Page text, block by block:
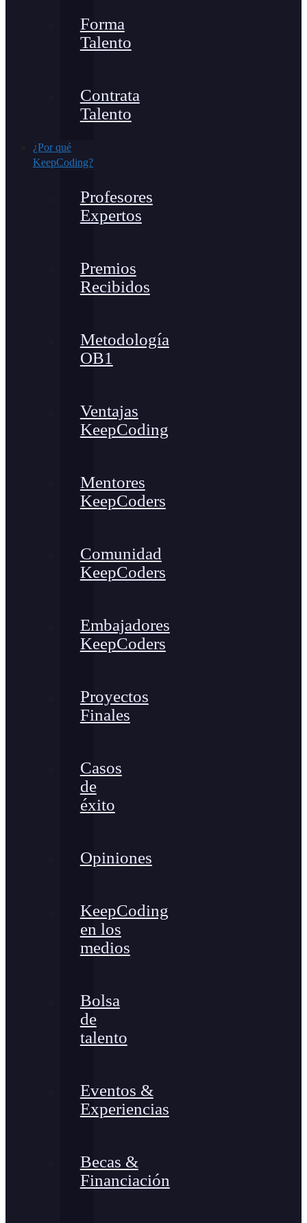
Forma
Talento
Contrata
Talento
¿Por qué
KeepCoding?
Profesores
Expertos
Premios
Recibidos
Metodología
OB1
Ventajas
KeepCoding
Mentores
KeepCoders
Comunidad
KeepCoders
Embajadores
KeepCoders
Proyectos
Finales
Casos
de
éxito
Opiniones
KeepCoding
en los
medios
Bolsa
de
talento
Eventos &
Experiencias
Becas &
Financiación